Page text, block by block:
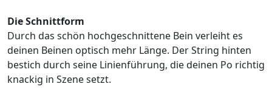
Die Schnittform
Durch das schön hochgeschnittene Bein verleiht es
deinen Beinen optisch mehr Länge. Der String hinten
bestich durch seine Linienführung, die deinen Po richtig
knackig in Szene setzt.